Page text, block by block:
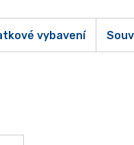
vybavení